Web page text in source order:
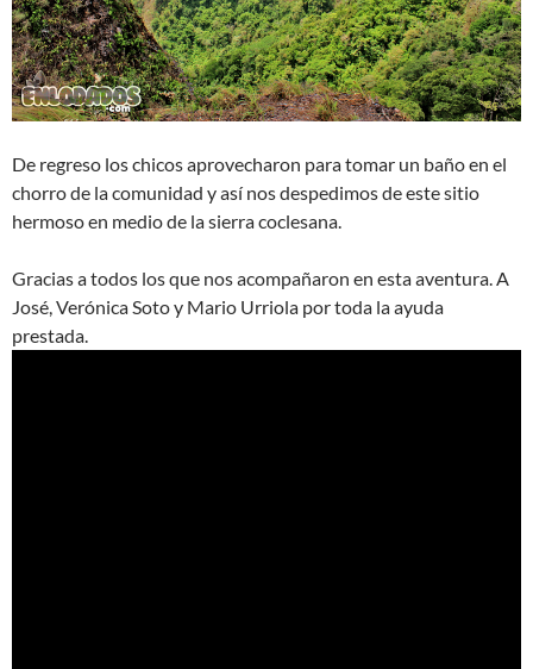
De regreso los chicos aprovecharon para tomar un baño en el
chorro de la comunidad y así nos despedimos de este sitio
hermoso en medio de la sierra coclesana.
Gracias a todos los que nos acompañaron en esta aventura. A
José, Verónica Soto y Mario Urriola por toda la ayuda
prestada.